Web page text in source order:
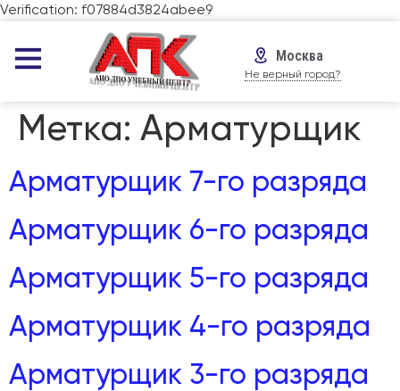
Verification: f07884d3824abee9
Москва
Не верный город?
Метка: Арматурщик
Арматурщик 7-го разряда
Арматурщик 6-го разряда
Арматурщик 5-го разряда
Арматурщик 4-го разряда
Арматурщик 3-го разряда